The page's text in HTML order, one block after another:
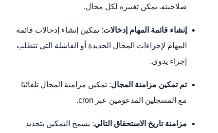
صلاحيته. يمكن تغييره لكل مجال.
إنشاء قائمة المهام إدخالات: تمكين إنشاء إدخالات قائمة
المهام لإجراءات المجال الجديدة أو الفاشلة التي تتطلب
إجراء يدوي.
تم تمكين مزامنة المجال: تمكين مزامنة المجال تلقائيًا
مع المسجلين المدعومين عبر cron.
مزامنة تاريخ الاستحقاق التالي: يسمح التمكين بتحديد